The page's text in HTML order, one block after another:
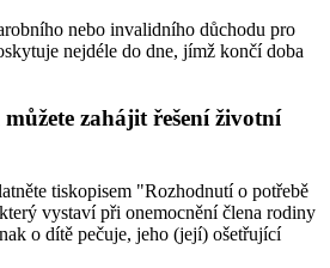
nebo invalidního důchodu pro
nejdéle do dne, jímž končí doba
zahájit řešení životní
tiskopisem "Rozhodnutí o potřebě
vystaví při onemocnění člena rodiny
o dítě pečuje, jeho (její) ošetřující